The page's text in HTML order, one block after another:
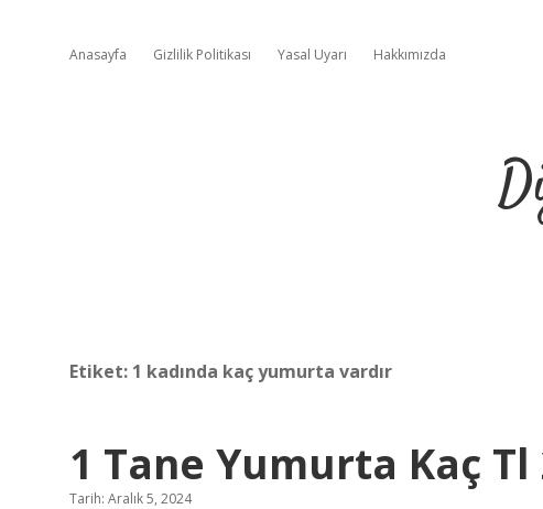
Anasayfa Gizlilik Politikası Yasal Uyarı Hakkımızda
Etiket: 1 kadında kaç yumurta vardır
1 Tane Yumurta Kaç Tl
Tarih: Aralık 5, 2024